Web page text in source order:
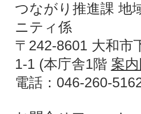
つながり推進課 地
ニティ係
〒242-8601 大和市
1-1 (本庁舎1階 案
電話：046-260-